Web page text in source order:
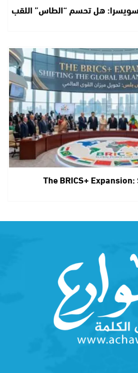
لسويسرا: هل تحسم “الطاس” اللقب
The BRICS+